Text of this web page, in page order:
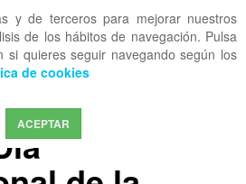
y de terceros para mejorar nuestros
de los hábitos de navegación. Pulsa
si quieres seguir navegando según los
de cookies
ACEPTAR
de la